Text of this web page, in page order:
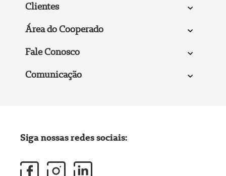
Clientes
Área do Cooperado
Fale Conosco
Comunicação
Siga nossas redes sociais: